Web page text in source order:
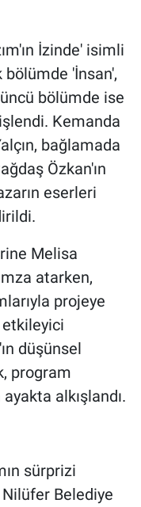
İzinde' isimli
'İnsan',
bölümde ise
Kemanda
bağlamada
Özkan'ın
eserleri
Melisa
atarken,
projeye
düşünsel
program
alkışlandı.
sürprizi
Nilüfer Belediye